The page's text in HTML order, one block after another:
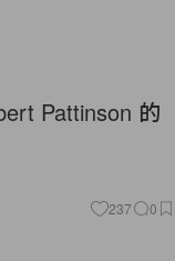
Pattinson 的
237 0